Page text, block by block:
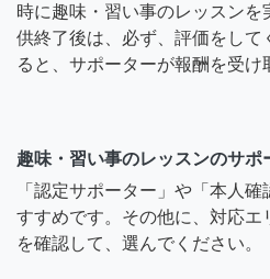
時に趣味・習い事のレッスンを
供終了後は、必ず、評価をして
ると、サポーターが報酬を受け
趣味・習い事のレッスンのサポ
「認定サポーター」や「本人
すすめです。その他に、対応エ
を確認して、選んでください。